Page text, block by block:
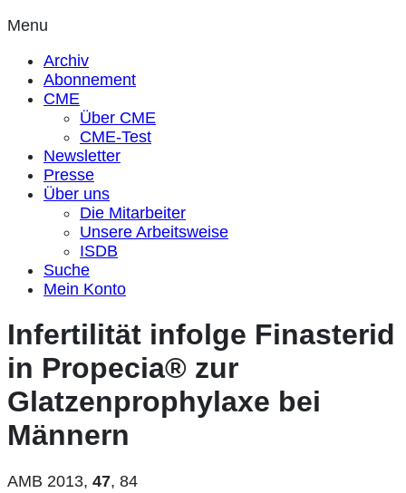
Menu
Archiv
Abonnement
CME
Über CME
CME-Test
Newsletter
Presse
Über uns
Die Mitarbeiter
Unsere Arbeitsweise
ISDB
Suche
Mein Konto
Infertilität infolge Finasterid
in Propecia® zur
Glatzenprophylaxe bei
Männern
AMB 2013, 47, 84